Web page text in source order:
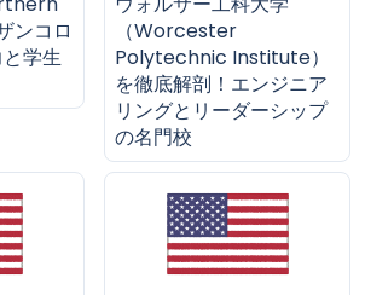
ンコロ
学生
（Worcester
Polytechnic Institute）
を徹底解剖！エンジニア
リングとリーダーシップ
の名門校